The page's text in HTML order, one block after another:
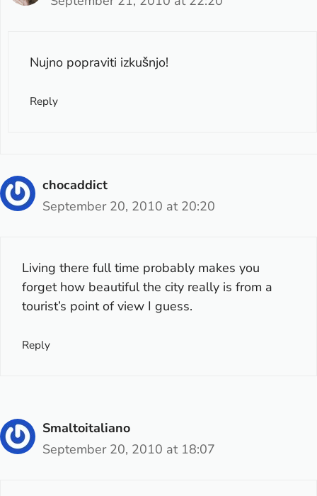
Nujno popraviti izkušnjo!
Reply
chocaddict
September 20, 2010 at 20:20
Living there full time probably makes you
forget how beautiful the city really is from a
tourist’s point of view I guess.
Reply
Smaltoitaliano
September 20, 2010 at 18:07